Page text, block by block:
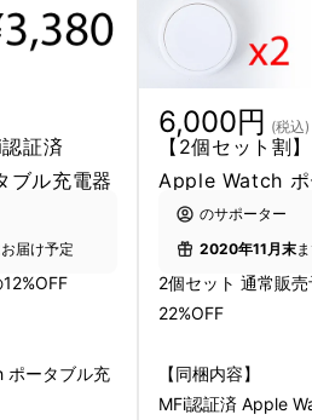
ティ製アクセサリと
Watchとの互換性を
ものです。「MFiロゴ」
は、Apple社によって互換
ているとものです。純正と
り信頼してお使いいただけ
証済
ル充電器
届け予定
ポータブル充
6,000円 (税込)
【2個セット割
Apple Watch ポ
のサポーター
2020年11月末
2個セット 通常販
22%OFF
【同梱内容】
MFi認証済 Apple